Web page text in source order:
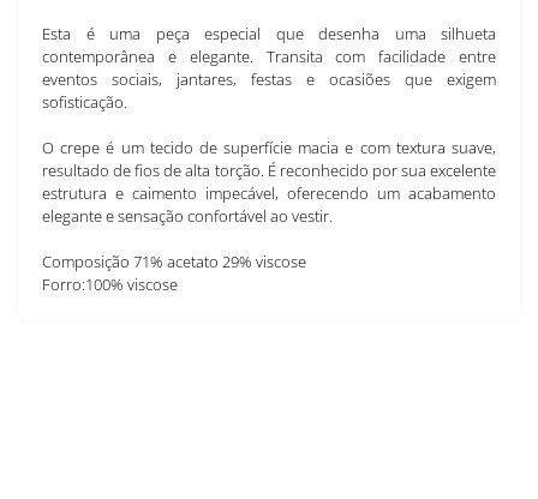
Esta é uma peça especial que desenha uma silhueta
contemporânea e elegante. Transita com facilidade entre
eventos sociais, jantares, festas e ocasiões que exigem
sofisticação.
O crepe é um tecido de superfície macia e com textura suave,
resultado de fios de alta torção. É reconhecido por sua excelente
estrutura e caimento impecável, oferecendo um acabamento
elegante e sensação confortável ao vestir.
Composição 71% acetato 29% viscose
Forro:100% viscose